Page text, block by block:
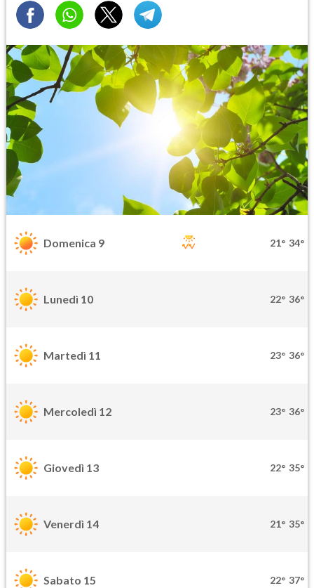
Domenica 9 21° 34°
Lunedì 10 22° 36°
Martedì 11 23° 36°
Mercoledì 12 23° 36°
Giovedì 13 22° 35°
Venerdì 14 21° 35°
Sabato 15 22° 37°